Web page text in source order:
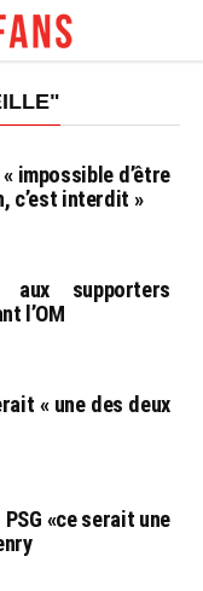
impossible d’être
c’est interdit »
aux supporters
l’OM
« une des deux
«ce serait une